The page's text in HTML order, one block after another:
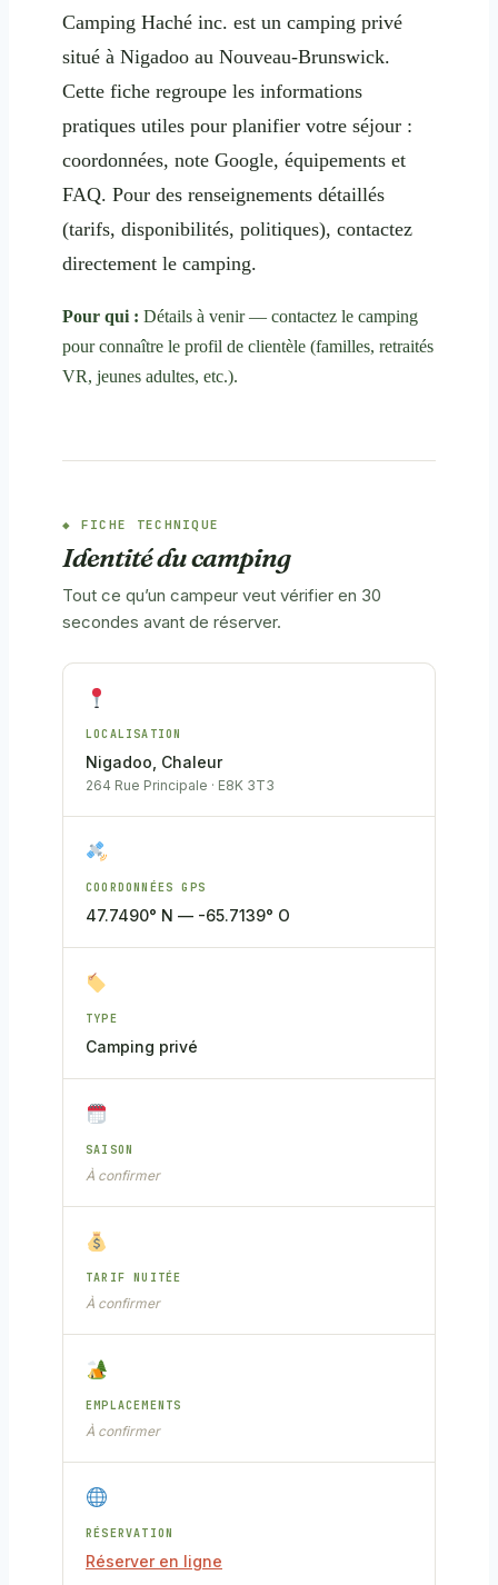
Camping Haché inc. est un camping privé
situé à Nigadoo au Nouveau-Brunswick.
Cette fiche regroupe les informations
pratiques utiles pour planifier votre séjour :
coordonnées, note Google, équipements et
FAQ. Pour des renseignements détaillés
(tarifs, disponibilités, politiques), contactez
directement le camping.
Pour qui : Détails à venir — contactez le camping
pour connaître le profil de clientèle (familles, retraités
VR, jeunes adultes, etc.).
FICHE TECHNIQUE
Identité du camping
Tout ce qu’un campeur veut vérifier en 30
secondes avant de réserver.
LOCALISATION
Nigadoo, Chaleur
264 Rue Principale · E8K 3T3
COORDONNÉES GPS
47.7490° N — -65.7139° O
TYPE
Camping privé
SAISON
À confirmer
TARIF NUITÉE
À confirmer
EMPLACEMENTS
À confirmer
RÉSERVATION
Réserver en ligne